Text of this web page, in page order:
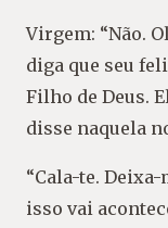
Virgem: “Não.
diga que seu
Filho de Deus.
disse naquela
“Cala-te.
isso vai